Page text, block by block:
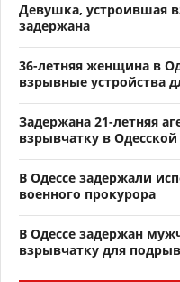
Девушка, устроившая
задержана
36-летняя женщина в
взрывные устройства
Задержана 21-летняя
взрывчатку в
В Одессе задержали
военного прокурора
В Одессе задержан
взрывчатку для